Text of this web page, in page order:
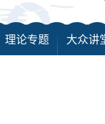
理论专题 大众讲